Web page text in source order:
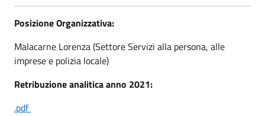
Posizione Organizzativa:
Malacarne Lorenza (Settore Servizi alla persona, alle
imprese e polizia locale)
Retribuzione analitica anno 2021:
.pdf